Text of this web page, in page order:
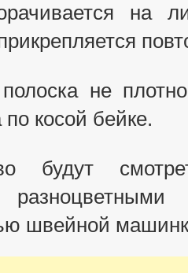
на
не
косой бейке.
будут
швейной